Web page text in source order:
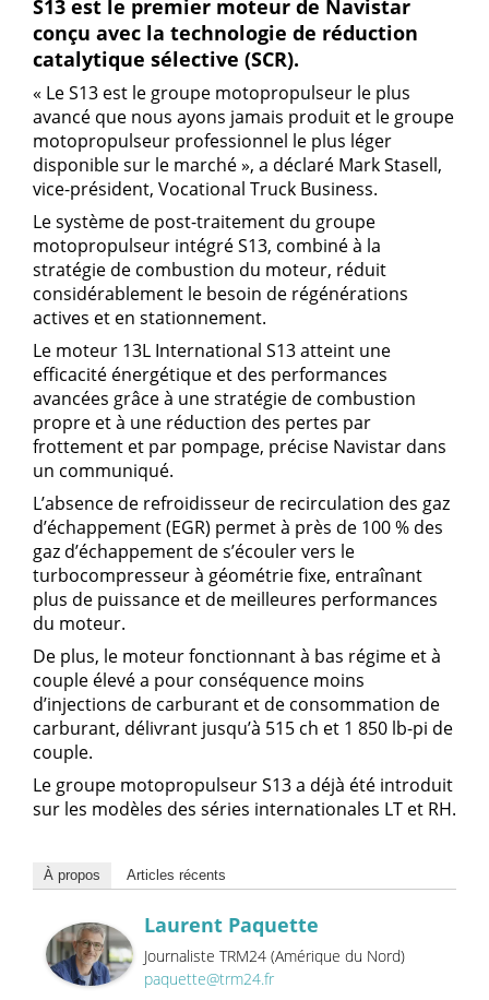
S13 est le premier moteur de Navistar
conçu avec la technologie de réduction
catalytique sélective (SCR).
« Le S13 est le groupe motopropulseur le plus
avancé que nous ayons jamais produit et le groupe
motopropulseur professionnel le plus léger
disponible sur le marché », a déclaré Mark Stasell,
vice-président, Vocational Truck Business.
Le système de post-traitement du groupe
motopropulseur intégré S13, combiné à la
stratégie de combustion du moteur, réduit
considérablement le besoin de régénérations
actives et en stationnement.
Le moteur 13L International S13 atteint une
efficacité énergétique et des performances
avancées grâce à une stratégie de combustion
propre et à une réduction des pertes par
frottement et par pompage, précise Navistar dans
un communiqué.
L’absence de refroidisseur de recirculation des gaz
d’échappement (EGR) permet à près de 100 % des
gaz d’échappement de s’écouler vers le
turbocompresseur à géométrie fixe, entraînant
plus de puissance et de meilleures performances
du moteur.
De plus, le moteur fonctionnant à bas régime et à
couple élevé a pour conséquence moins
d’injections de carburant et de consommation de
carburant, délivrant jusqu’à 515 ch et 1 850 lb-pi de
couple.
Le groupe motopropulseur S13 a déjà été introduit
sur les modèles des séries internationales LT et RH.
À propos Articles récents
Laurent Paquette
Journaliste TRM24 (Amérique du Nord)
paquette@trm24.fr